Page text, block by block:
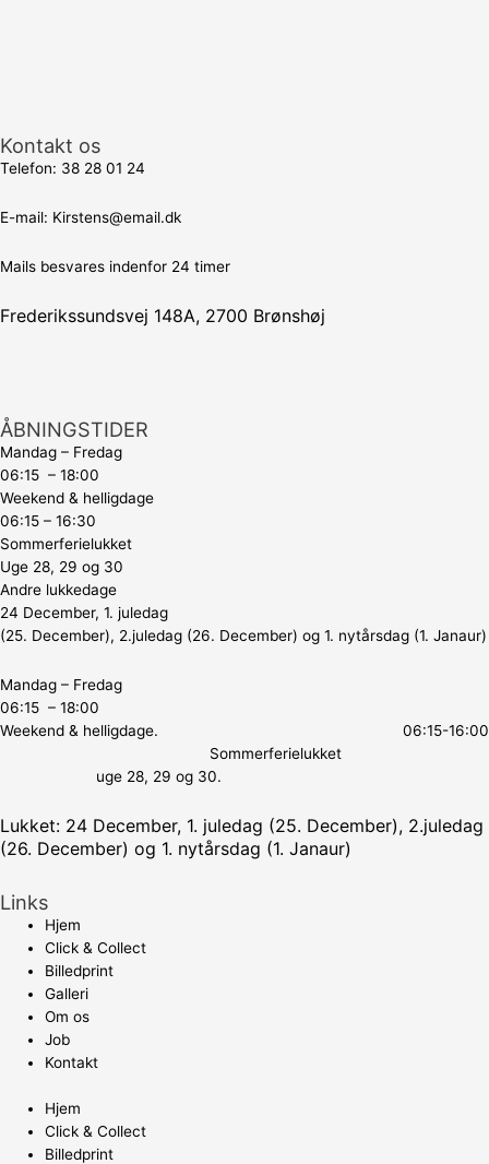
Kontakt os
Telefon: 38 28 01 24
E-mail: Kirstens@email.dk
Mails besvares indenfor 24 timer
Frederikssundsvej 148A, 2700 Brønshøj
ÅBNINGSTIDER
Mandag – Fredag
06:15 – 18:00
Weekend & helligdage
06:15 – 16:30
Sommerferielukket
Uge 28, 29 og 30
Andre lukkedage
24 December, 1. juledag
(25. December), 2.juledag (26. December) og 1. nytårsdag (1. Janaur)
Mandag – Fredag
06:15 – 18:00
Weekend & helligdage. 06:15-16:00
Sommerferielukket
uge 28, 29 og 30.
Lukket: 24 December, 1. juledag (25. December), 2.juledag
(26. December) og 1. nytårsdag (1. Janaur)
Links
Hjem
Click & Collect
Billedprint
Galleri
Om os
Job
Kontakt
Hjem
Click & Collect
Billedprint